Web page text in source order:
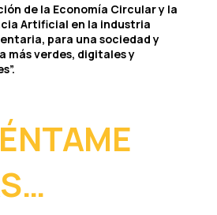
de la Economía Circular y la
Artificial en la industria
para una sociedad y
más verdes, digitales y